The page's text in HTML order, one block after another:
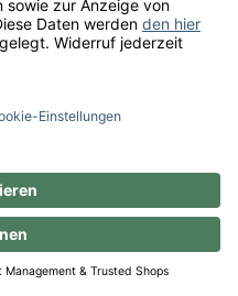
Mehrwertsteuer zzgl.